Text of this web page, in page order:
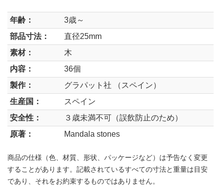
年齢：
3歳～
部品寸法：
直径25mm
素材：
木
内容：
36個
製作：
グラパット社 （スペイン）
生産国：
スペイン
安全性：
３歳未満不可（誤飲防止のため）
原著：
Mandala stones
商品の仕様（色、材質、形状、パッケージなど）は予告なく変更
することがあります。記載されているすべての寸法と重量は目安
であり、それをお約束するものではありません。